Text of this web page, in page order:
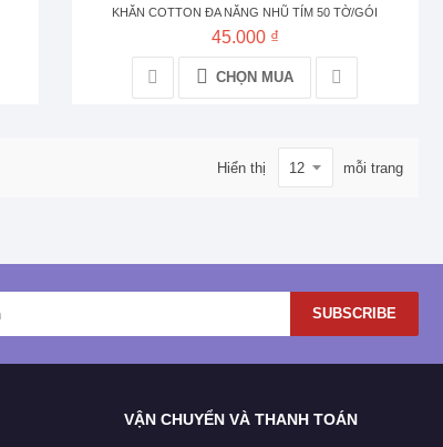
KHĂN COTTON ĐA NĂNG NHŨ TÍM 50 TỜ/GÓI
45.000 ₫
CHỌN MUA
Hiển thị mỗi trang
SUBSCRIBE
VẬN CHUYỂN VÀ THANH TOÁN